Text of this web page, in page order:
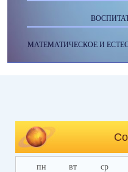
МАТЕМАТИЧЕСКОЕ И
пн вт ср